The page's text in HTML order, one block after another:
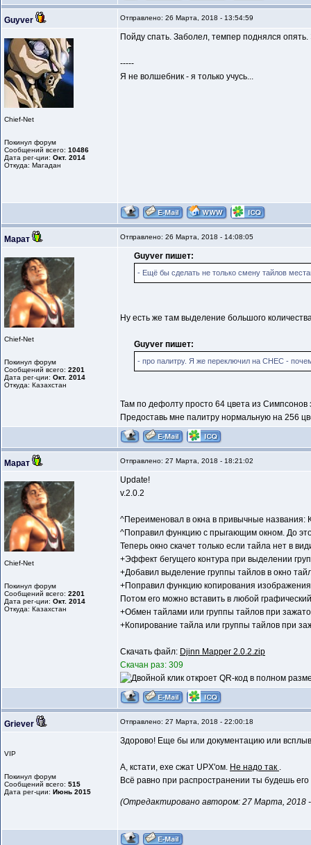
Guyver Отправлено: 26 Марта, 2018 - 13:54:59
Chief-Net
Покинул форум
Сообщений всего: 10486
Дата рег-ции: Окт. 2014
Откуда: Магадан
Пойду спать. Заболел, темпер поднялся опять.
-----
Я не волшебник - я только учусь...
Марат Отправлено: 26 Марта, 2018 - 14:08:05
Chief-Net
Покинул форум
Сообщений всего: 2201
Дата рег-ции: Окт. 2014
Откуда: Казахстан
Guyver пишет:
- Ещё бы сделать не только смену тайлов
Ну есть же там выделение большого
Guyver пишет:
- про палитру. Я же переключил на СНЕС -
Там по дефолту просто 64 цвета из Симпсонов
Предоставь мне палитру нормальную на 256
Марат Отправлено: 27 Марта, 2018 - 18:21:02
Chief-Net
Покинул форум
Сообщений всего: 2201
Дата рег-ции: Окт. 2014
Откуда: Казахстан
Update!
v.2.0.2
^Переименовал в окна в привычные названия:
^Поправил функцию с прыгающим окном. До
Теперь окно скачет только если тайла нет в
+Эффект бегущего контура при выделении
+Добавил выделение группы тайлов в окно
+Поправил функцию копирования
Потом его можно вставить в любой
+Обмен тайлами или группы тайлов при
+Копирование тайла или группы тайлов при
Скачать файл: Djinn Mapper 2.0.2.zip
Скачан раз: 309
Griever Отправлено: 27 Марта, 2018 - 22:00:18
VIP
Покинул форум
Сообщений всего: 515
Дата рег-ции: Июнь 2015
Здорово! Еще бы или документацию или
А, кстати, exe сжат UPX'ом. Не надо так .
Всё равно при распространении ты будешь
(Отредактировано автором: 27 Марта, 2018 -